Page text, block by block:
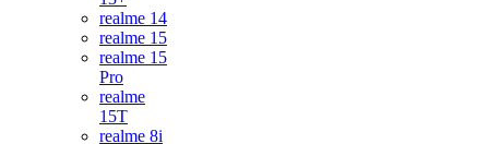
realme 14
realme 15
realme 15
Pro
realme
15T
realme 8i